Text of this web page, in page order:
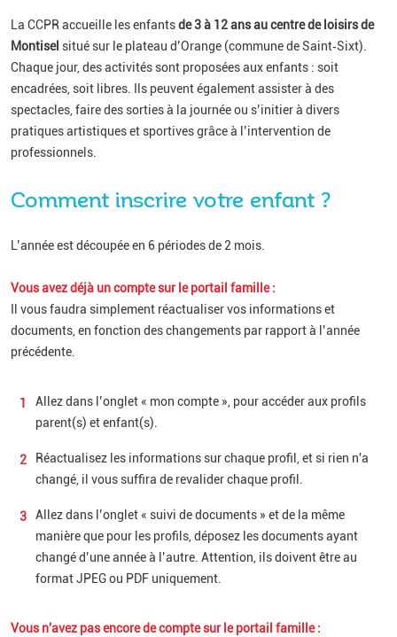
La CCPR accueille les enfantsde 3 à 12 ans au centre de loisirs de
Montisel situé sur le plateau d’Orange (commune de Saint‑Sixt).
Chaque jour, des activités sont proposées aux enfants : soit
encadrées, soit libres. Ils peuvent également assister à des
spectacles, faire des sorties à la journée ou s’initier à divers
pratiques artistiques et sportives grâce à l’intervention de
professionnels.
Comment inscrire votre enfant ?
L’année est découpée en 6 périodes de 2 mois.
Vous avez déjà un compte sur le portail famille :
Il vous faudra simplement réactualiser vos informations et
documents, en fonction des changements par rapport à l’année
précédente.
Allez dans l’onglet « mon compte », pour accéder aux profils
parent(s) et enfant(s).
Réactualisez les informations sur chaque profil, et si rien n'a
changé, il vous suffira de revalider chaque profil.
Allez dans l’onglet « suivi de documents » et de la même
manière que pour les profils, déposez les documents ayant
changé d’une année à l’autre. Attention, ils doivent être au
format JPEG ou PDF uniquement.
Vous n'avez pas encore de compte sur le portail famille :